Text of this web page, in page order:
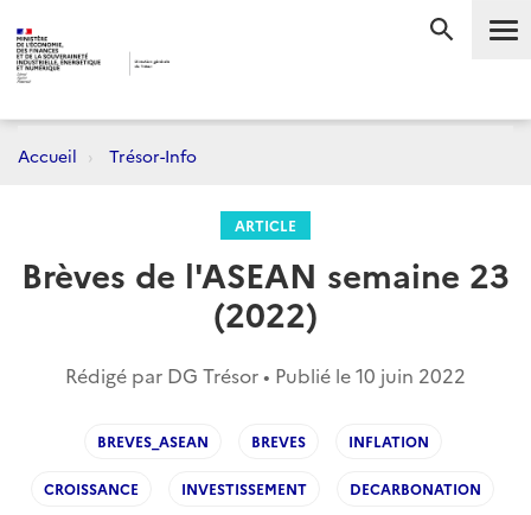
Accueil Trésor-Info
ARTICLE
Brèves de l'ASEAN semaine 23
(2022)
Rédigé par DG Trésor • Publié le10 juin 2022
BREVES_ASEAN BREVES INFLATION
CROISSANCE INVESTISSEMENT DECARBONATION